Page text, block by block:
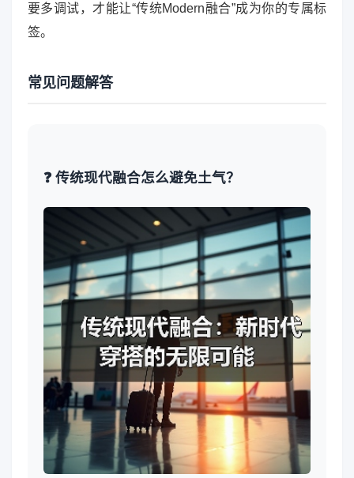
要多调试，才能让“传统Modern融合”成为你的专属标
签。
常见问题解答
❓ 传统现代融合怎么避免土气？